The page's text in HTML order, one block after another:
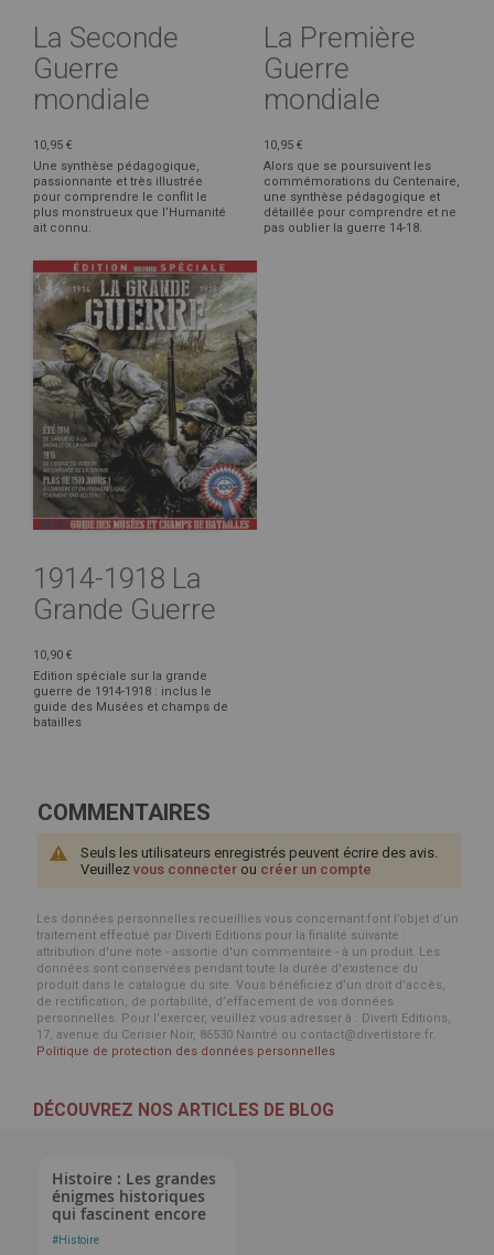
La Seconde
Guerre
mondiale
10,95 €
Une synthèse pédagogique,
passionnante et très illustrée
pour comprendre le conflit le
plus monstrueux que l’Humanité
ait connu.
La Première
Guerre
mondiale
10,95 €
Alors que se poursuivent les
commémorations du Centenaire,
une synthèse pédagogique et
détaillée pour comprendre et ne
pas oublier la guerre 14-18.
1914-1918 La
Grande Guerre
10,90 €
Edition spéciale sur la grande
guerre de 1914-1918 : inclus le
guide des Musées et champs de
batailles
COMMENTAIRES
Seuls les utilisateurs enregistrés peuvent écrire des avis.
Veuillez vous connecter ou créer un compte
Les données personnelles recueillies vous concernant font l’objet d’un
traitement effectué par Diverti Editions pour la finalité suivante :
attribution d'une note - assortie d'un commentaire - à un produit. Les
données sont conservées pendant toute la durée d'existence du
produit dans le catalogue du site. Vous bénéficiez d’un droit d’accès,
de rectification, de portabilité, d’effacement de vos données
personnelles. Pour l’exercer, veuillez vous adresser à : Diverti Editions,
17, avenue du Cerisier Noir, 86530 Naintré ou contact@divertistore.fr.
Politique de protection des données personnelles
DÉCOUVREZ NOS ARTICLES DE BLOG
Histoire : Les grandes
énigmes historiques
qui fascinent encore
#Histoire